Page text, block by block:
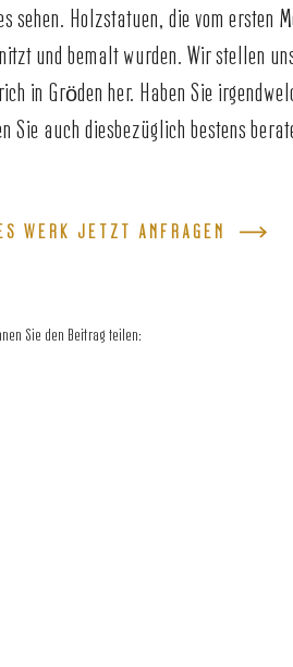
sehen. Holzstatuen, die vom ersten
und bemalt wurden. Wir stellen
in Gröden her. Haben Sie
Sie auch diesbezüglich bestens
WERK JETZT ANFRAGEN
Sie den Beitrag teilen: